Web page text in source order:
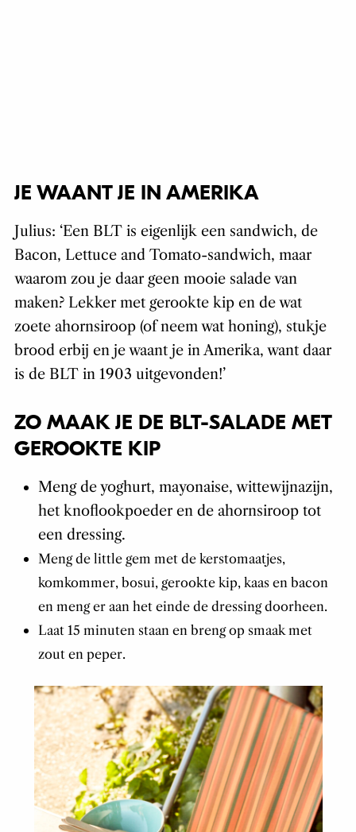
JE WAANT JE IN AMERIKA
Julius: ‘Een BLT is eigenlijk een sandwich, de
Bacon, Lettuce and Tomato-sandwich, maar
waarom zou je daar geen mooie salade van
maken? Lekker met gerookte kip en de wat
zoete ahornsiroop (of neem wat honing), stukje
brood erbij en je waant je in Amerika, want daar
is de BLT in 1903 uitgevonden!’
ZO MAAK JE DE BLT-SALADE MET
GEROOKTE KIP
Meng de yoghurt, mayonaise, wittewijnazijn,
het knoflookpoeder en de ahornsiroop tot
een dressing.
Meng de little gem met de kerstomaatjes,
komkommer, bosui, gerookte kip, kaas en bacon
en meng er aan het einde de dressing doorheen.
Laat 15 minuten staan en breng op smaak met
zout en peper.